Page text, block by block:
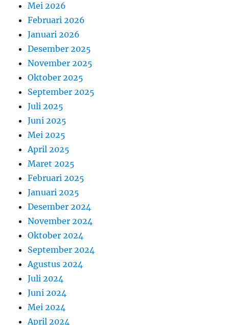
Mei 2026
Februari 2026
Januari 2026
Desember 2025
November 2025
Oktober 2025
September 2025
Juli 2025
Juni 2025
Mei 2025
April 2025
Maret 2025
Februari 2025
Januari 2025
Desember 2024
November 2024
Oktober 2024
September 2024
Agustus 2024
Juli 2024
Juni 2024
Mei 2024
April 2024